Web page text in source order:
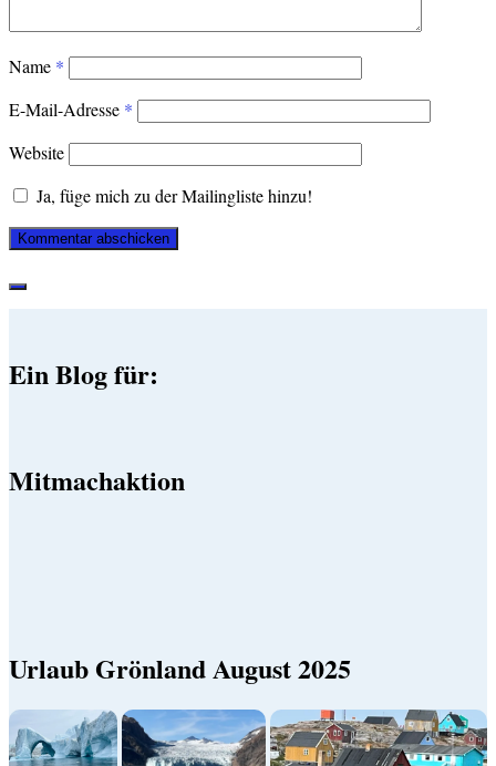
Name *
E-Mail-Adresse *
Website
Ja, füge mich zu der Mailingliste hinzu!
Ein Blog für:
Mitmachaktion
Urlaub Grönland August 2025